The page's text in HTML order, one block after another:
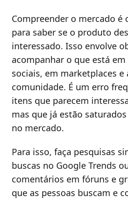
Compreender o mercado é
para saber se o produto
interessado. Isso envolve
acompanhar o que está
sociais, em marketplaces
comunidade. É um erro
itens que parecem
mas que já estão
no mercado.
Para isso, faça pesquisas
buscas no Google Trends
comentários em fóruns e
que as pessoas buscam e